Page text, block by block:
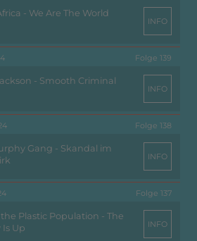
- We Are The World
INFO
Folge 139
- Smooth Criminal
INFO
Folge 138
Gang - Skandal im
INFO
Folge 137
Plastic Population - The
Is Up
INFO